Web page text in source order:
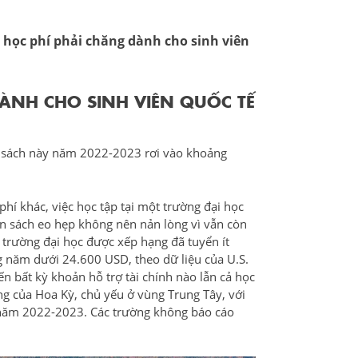
phí phải chăng dành cho sinh viên
CHO SINH VIÊN QUỐC TẾ
này năm 2022-2023 rơi vào khoảng
khác, việc học tập tại một trường đại học
eo hẹp không nên nản lòng vì vẫn còn
đại học được xếp hạng đã tuyển ít
dưới 24.600 USD, theo dữ liệu của U.S.
bất kỳ khoản hỗ trợ tài chính nào lẫn cả học
Hoa Kỳ, chủ yếu ở vùng Trung Tây, với
2022-2023. Các trường không báo cáo